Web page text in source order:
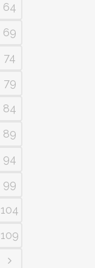
64
69
74
79
84
89
94
99
104
109